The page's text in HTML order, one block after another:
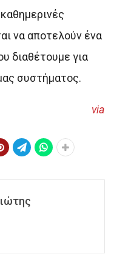
να αποτελούν ένα
διαθέτουμε για
συστήματος.
via